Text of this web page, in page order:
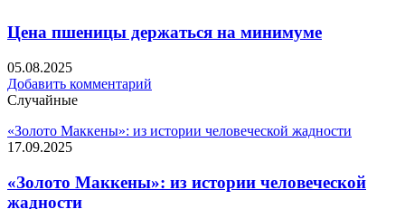
Цена пшеницы держаться на минимуме
05.08.2025
Добавить комментарий
Случайные
«Золото Маккены»: из истории человеческой жадности
17.09.2025
«Золото Маккены»: из истории человеческой
жадности